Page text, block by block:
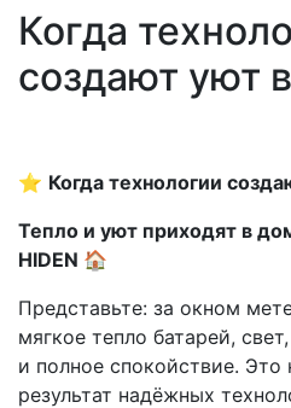
Когда
создают уют
⭐ Когда технологии
Тепло и уют приходят в
HIDEN 🏠
Представьте: за окном
мягкое тепло батарей,
и полное спокойствие. Это
результат надёжных